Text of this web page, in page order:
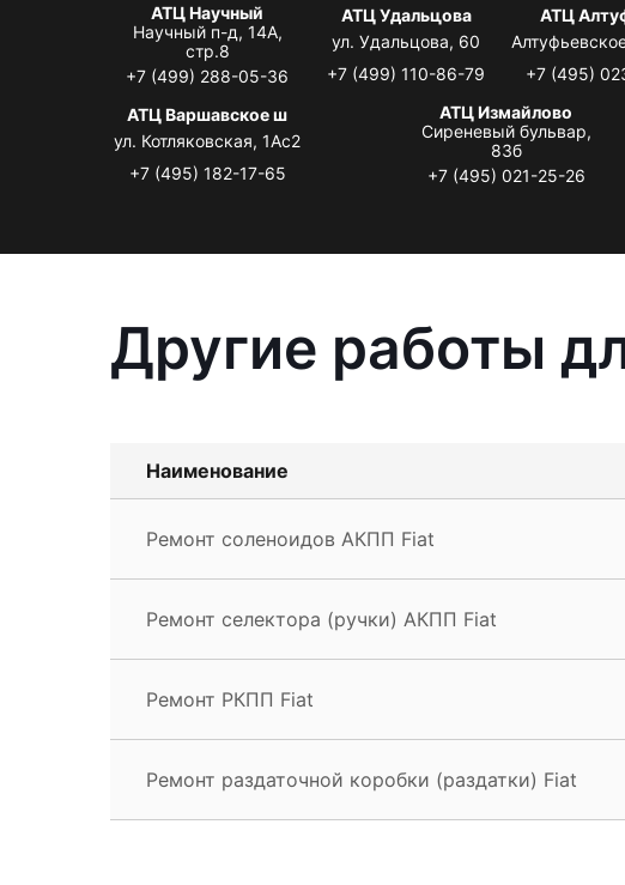
АТЦ Научный
Научный п-д, 14А,
стр.8
+7 (499) 288-05-36
АТЦ Удальцова
ул. Удальцова, 60
+7 (499) 110-86-79
АТЦ
+7 (495)
АТЦ Варшавское ш
ул. Котляковская, 1Ас2
+7 (495) 182-17-65
АТЦ Измайлово
Сиреневый бульвар,
83б
+7 (495) 021-25-26
Другие работы
Наименование
Ремонт соленоидов АКПП Fiat
Ремонт селектора (ручки) АКПП Fiat
Ремонт РКПП Fiat
Ремонт раздаточной коробки (раздатки) Fiat